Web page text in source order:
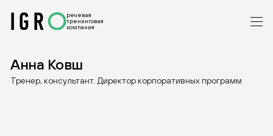
речевая
тренинговая
компания
Анна Ковш
Тренер, консультант. Директор корпоративных программ